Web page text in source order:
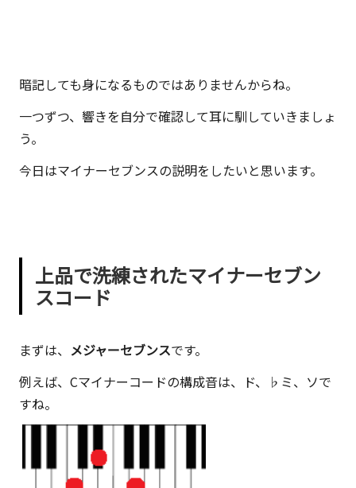
暗記しても身になるものではありませんからね。
一つずつ、響きを自分で確認して耳に馴していきましょ
う。
今日はマイナーセブンスの説明をしたいと思います。
上品で洗練されたマイナーセブン
スコード
まずは、 メジャーセブンスです。
例えば、Cマイナーコードの構成音は、ド、♭ミ、ソで
すね。